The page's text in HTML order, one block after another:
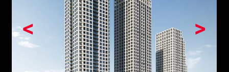
>
<